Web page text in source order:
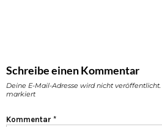
Schreibe einen Kommentar
Deine E-Mail-Adresse wird nicht veröffentlicht.
markiert
Kommentar *